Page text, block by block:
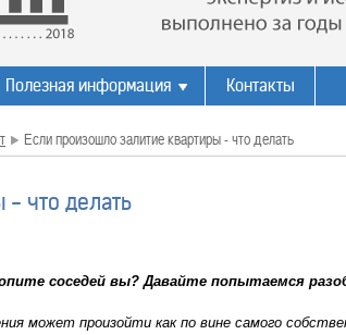
Полезная информация Контакты
Если произошло залитие квартиры - что делать
- что делать
соседей вы? Давайте попытаемся
может произойти как по вине самого